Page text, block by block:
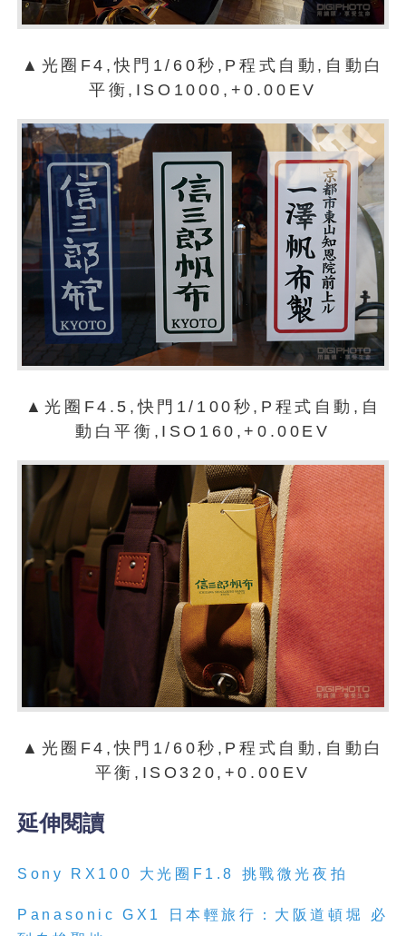
▲光圈F4,快門1/60秒,P程式自動,自動白
平衡,ISO1000,+0.00EV
▲光圈F4.5,快門1/100秒,P程式自動,自
動白平衡,ISO160,+0.00EV
▲光圈F4,快門1/60秒,P程式自動,自動白
平衡,ISO320,+0.00EV
延伸閱讀
Sony RX100 大光圈F1.8 挑戰微光夜拍
Panasonic GX1 日本輕旅行：大阪道頓堀 必